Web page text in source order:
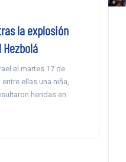
la explosión
el martes 17 de
ellas una niña,
heridas en